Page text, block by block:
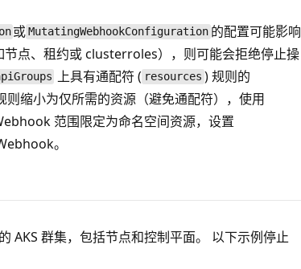
或MutatingWebhookConfiguration 的配置可能影响
点、租约或 clusterroles），则可能会拒绝停止操
上具有通配符 ( resources ) 规则的
缩小为仅所需的资源（避免通配符），使用
范围限定为命名空间资源，设置
。
AKS 群集，包括节点和控制平面。 以下示例停止